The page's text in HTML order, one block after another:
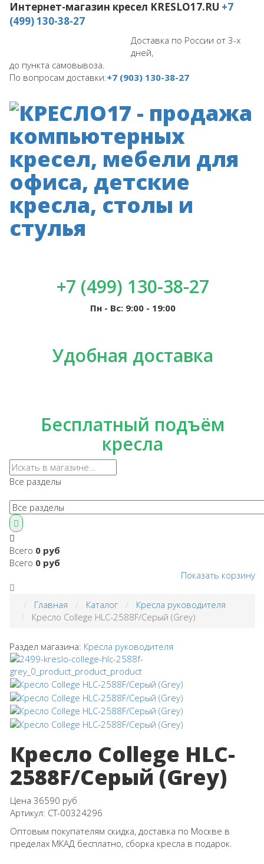
Интернет-магазин кресел KRESLO17.RU +7
(499) 130-38-27
Доставка по России от 3-х
дней,
до пункта самовывоза.
По вопросам доставки:+7 (903) 130-38-27
+7 (499) 130-38-27
Пн - Вс: 9:00 - 19:00
Удобная доставка
Бесплатный подъём
кресла
Все разделы
Всего 0 руб
Всего 0 руб
Показать корзину
Главная Каталог
Кресла руководителя
Кресло College HLC-2588F/Серый (Grey)
Раздел магазина: Кресла руководителя
Кресло College HLC-
2588F/Серый (Grey)
Цена 36590 руб
Артикул: СТ-00324296
Оптовым покупателям скидка, доставка по Москве в
пределах МКАД бесплатно, сборка кресла в подарок.